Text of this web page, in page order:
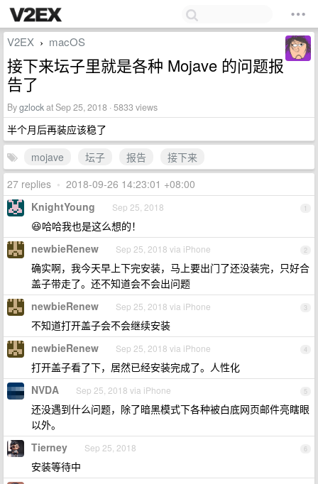
V2EX › macOS
接下来坛子里就是各种 Mojave 的问题报
告了
Bygzlockat Sep 25, 2018 · 5833 views
半个月后再装应该稳了
mojave
坛子 报告
接下来
27 replies • 2018-09-26 14:23:01 +08:00
1
KnightYoung Sep 25, 2018
😆哈哈我也是这么想的！
2
newbieRenew Sep 25, 2018 via iPhone
确实啊，我今天早上下完安装，马上要出门了还没装完，只好合
盖子带走了。还不知道会不会出问题
3
newbieRenew Sep 25, 2018 via iPhone
不知道打开盖子会不会继续安装
4
newbieRenew Sep 25, 2018 via iPhone
打开盖子看了下，居然已经安装完成了。人性化
5
NVDA Sep 25, 2018 via iPhone
还没遇到什么问题，除了暗黑模式下各种被白底网页邮件亮瞎眼
以外。
6
Tierney Sep 25, 2018
安装等待中